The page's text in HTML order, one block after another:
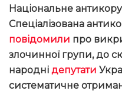
Національне
Спеціалізована
повідомили про
злочинної групи, до
народні депутати
систематичне